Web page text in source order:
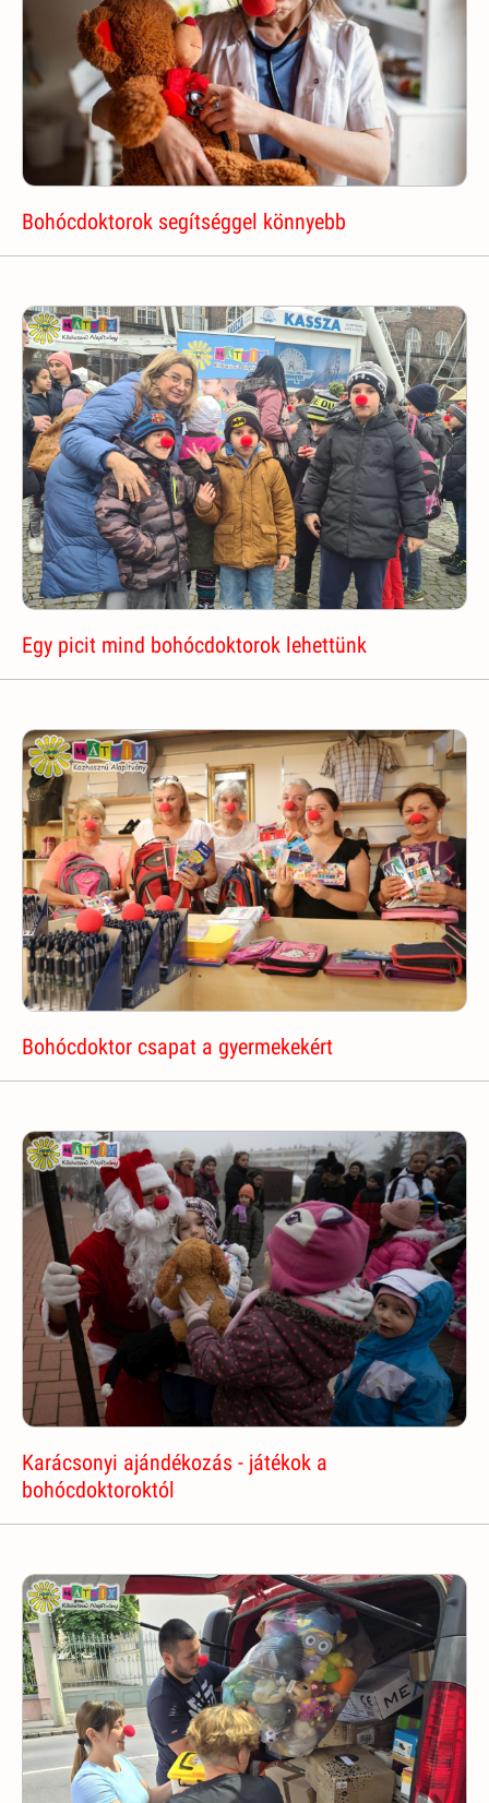
Bohócdoktorok segítséggel könnyebb
Egy picit mind bohócdoktorok lehettünk
Bohócdoktor csapat a gyermekekért
Karácsonyi ajándékozás - játékok a
bohócdoktoroktól